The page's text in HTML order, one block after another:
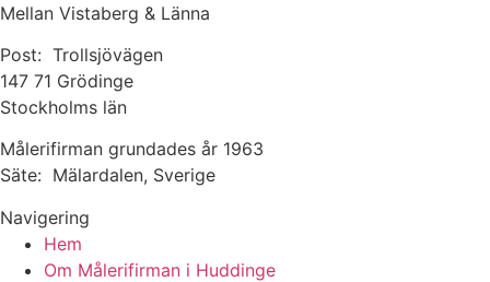
Mellan Vistaberg & Länna
Post: Trollsjövägen
147 71 Grödinge
Stockholms län
Målerifirman grundades år 1963
Säte: Mälardalen, Sverige
Navigering
Hem
Om Målerifirman i Huddinge